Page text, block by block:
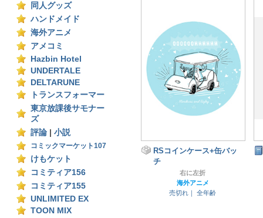
同人グッズ
ハンドメイド
海外アニメ
アメコミ
Hazbin Hotel
UNDERTALE
DELTARUNE
トランスフォーマー
東京放課後サモナー
ズ
評論
小説
コミックマーケット107
けもケット
コミティア156
コミティア155
UNLIMITED EX
TOON MIX
RSコインケース+缶バッ
チ
右に左折
海外アニメ
売切れ｜
全年齢